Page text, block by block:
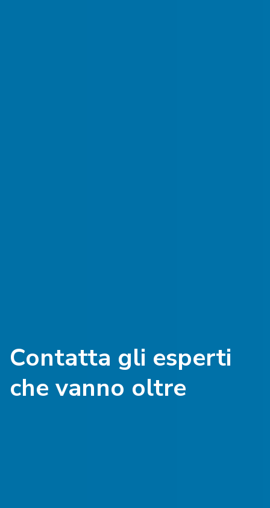
Contatta gli esperti
che vanno oltre